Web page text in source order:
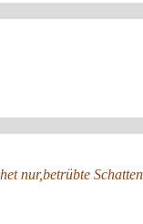
nur,betrübte